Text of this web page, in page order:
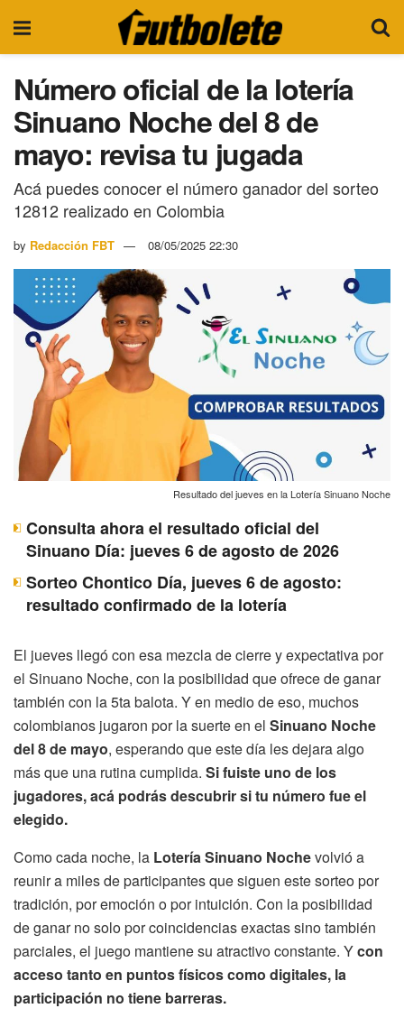
Número oficial de la lotería
Sinuano Noche del 8 de
mayo: revisa tu jugada
Acá puedes conocer el número ganador del sorteo
12812 realizado en Colombia
by Redacción FBT 08/05/2025 22:30
Resultado del jueves en la Lotería Sinuano Noche
Consulta ahora el resultado oficial del
Sinuano Día: jueves 6 de agosto de 2026
Sorteo Chontico Día, jueves 6 de agosto:
resultado confirmado de la lotería
El jueves llegó con esa mezcla de cierre y expectativa por
el Sinuano Noche, con la posibilidad que ofrece de ganar
también con la 5ta balota. Y en medio de eso, muchos
colombianos jugaron por la suerte en el Sinuano Noche
del 8 de mayo, esperando que este día les dejara algo
más que una rutina cumplida. Si fuiste uno de los
jugadores, acá podrás descubrir si tu número fue el
elegido.
Como cada noche, la Lotería Sinuano Nochevolvió a
reunir a miles de participantes que siguen este sorteo por
tradición, por emoción o por intuición. Con la posibilidad
de ganar no solo por coincidencias exactas sino también
parciales, el juego mantiene su atractivo constante. Ycon
acceso tanto en puntos físicos como digitales, la
participación no tiene barreras.